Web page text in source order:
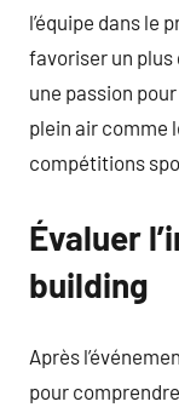
l’équipe dans le
favoriser un plus
une passion
plein air comme
compétitions
Évaluer
building
Après
pour